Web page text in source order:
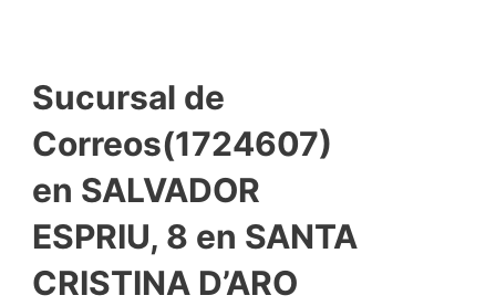
Sucursal de
Correos(1724607)
en SALVADOR
ESPRIU, 8 en SANTA
CRISTINA D’ARO